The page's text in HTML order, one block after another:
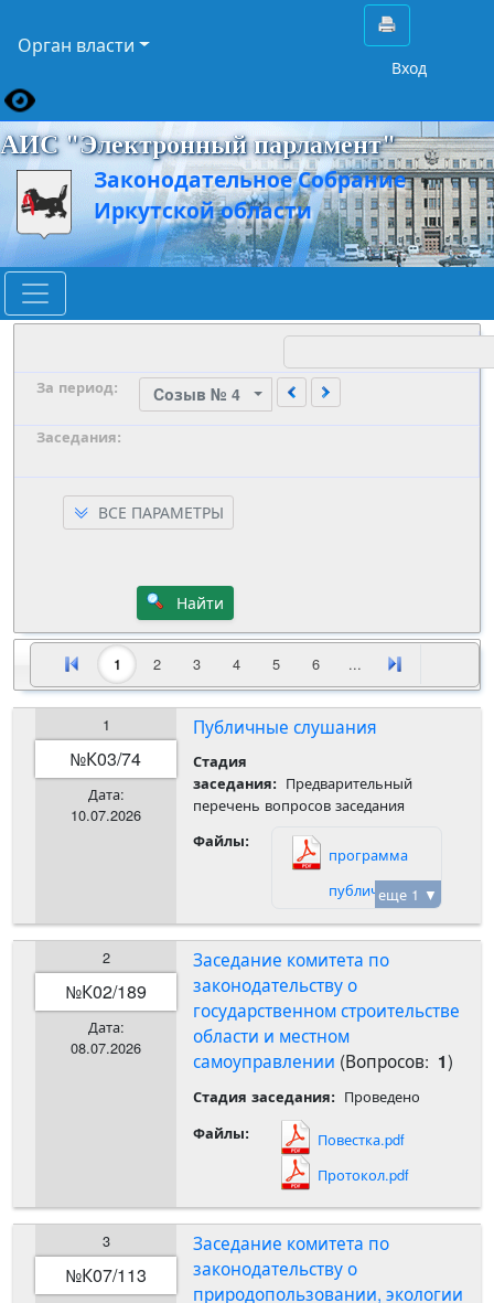
Орган власти
Вход
АИС "Электронный парламент"
Законодательное Собрание
Иркутской области
За период: Cозыв № 4
Заседания:
ВСЕ ПАРАМЕТРЫ
Найти
1 2 3 4 5 6 ...
1
№К03/74
Дата:
10.07.2026
Публичные слушания
Стадия
заседания: Предварительный
перечень вопросов заседания
Файлы:
еще 1 ▼
программа
публичных
слушаний.pdf
2
№К02/189
Дата:
08.07.2026
Заседание комитета по
законодательству о
государственном строительстве
области и местном
самоуправлении (Вопросов: 1)
Стадия заседания: Проведено
Файлы:
Повестка.pdf
Протокол.pdf
3
№К07/113
Заседание комитета по
законодательству о
природопользовании, экологии